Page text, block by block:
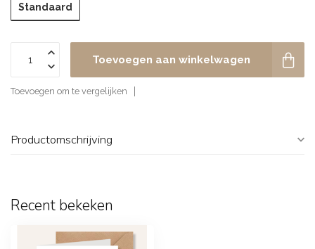
Standaard
Toevoegen aan winkelwagen
Toevoegen om te vergelijken
Productomschrijving
Recent bekeken